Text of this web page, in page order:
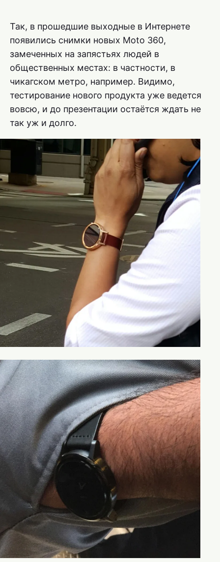
Так, в прошедшие выходные в Интернете
появились снимки новых Moto 360,
замеченных на запястьях людей в
общественных местах: в частности, в
чикагском метро, например. Видимо,
тестирование нового продукта уже ведется
вовсю, и до презентации остаётся ждать не
так уж и долго.